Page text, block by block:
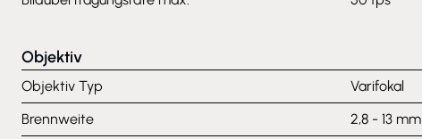
Objektiv
Objektiv Typ
Varifokal
Brennweite
2,8 - 13 mm